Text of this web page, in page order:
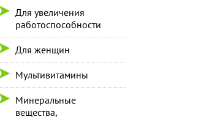
Для увеличения
работоспособности
Для женщин
Мультивитамины
Минеральные
вещества,